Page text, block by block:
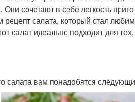
Они сочетают в себе легкость
салата, который стал
салат идеально подходит для
салата вам понадобятся